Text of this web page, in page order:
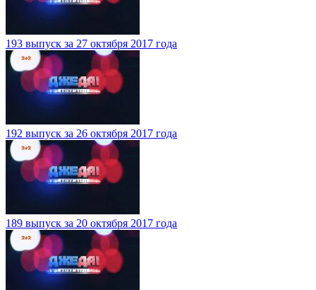
193 выпуск за 27 октября 2017 года
192 выпуск за 26 октября 2017 года
189 выпуск за 20 октября 2017 года